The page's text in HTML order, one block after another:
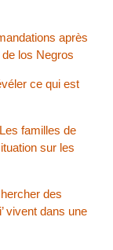
après
los Negros
ce qui est
familles de
sur les
des
vivent dans une